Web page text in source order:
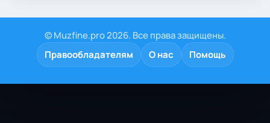
© Muzfine.pro 2026. Все права защищены.
Правообладателям
О нас Помощь